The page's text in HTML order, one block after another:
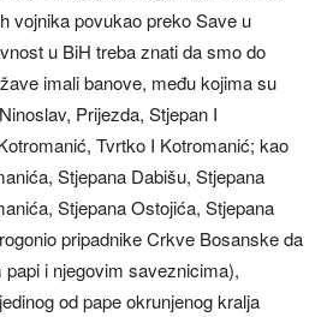
vojnika povukao preko Save u
u BiH treba znati da smo do
imali banove, među kojima su
Prijezda, Stjepan I
Tvrtko I Kotromanić; kao
Stjepana Dabišu, Stjepana
Stjepana Ostojića, Stjepana
pripadnike Crkve Bosanske da
i njegovim saveznicima),
od pape okrunjenog kralja